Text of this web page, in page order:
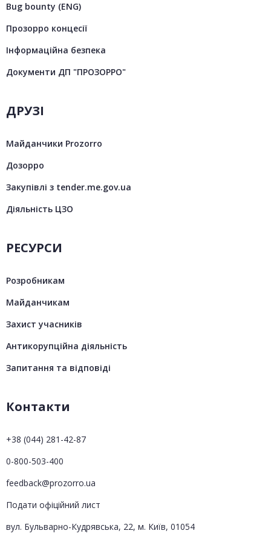
Bug bounty (ENG)
Прозорро концесії
Інформаційна безпека
Документи ДП "ПРОЗОРРО"
ДРУЗІ
Майданчики Prozorro
Дозорро
Закупівлі з tender.me.gov.ua
Діяльність ЦЗО
РЕСУРСИ
Розробникам
Майданчикам
Захист учасників
Антикорупційна діяльність
Запитання та відповіді
Контакти
+38 (044) 281-42-87
0-800-503-400
feedback@prozorro.ua
Подати офіційний лист
вул. Бульварно-Кудрявська, 22, м. Київ, 01054